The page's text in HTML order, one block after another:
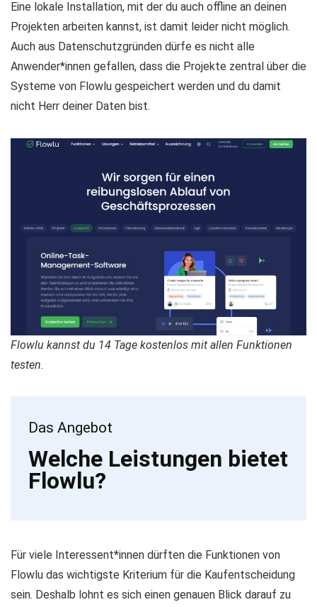
Eine lokale Installation, mit der du auch offline an deinen
Projekten arbeiten kannst, ist damit leider nicht möglich.
Auch aus Datenschutzgründen dürfe es nicht alle
Anwender*innen gefallen, dass die Projekte zentral über die
Systeme von Flowlu gespeichert werden und du damit
nicht Herr deiner Daten bist.
Flowlu kannst du 14 Tage kostenlos mit allen Funktionen
testen.
Das Angebot
Welche Leistungen bietet
Flowlu?
Für viele Interessent*innen dürften die Funktionen von
Flowlu das wichtigste Kriterium für die Kaufentscheidung
sein. Deshalb lohnt es sich einen genauen Blick darauf zu